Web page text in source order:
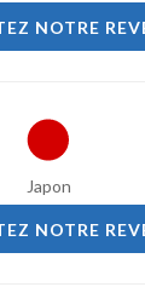
NOTRE
Japon
NOTRE